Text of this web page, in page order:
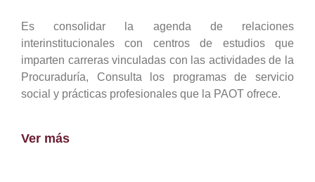
Es consolidar la agenda de relaciones
interinstitucionales con centros de estudios que
imparten carreras vinculadas con las actividades de la
Procuraduría, Consulta los programas de servicio
social y prácticas profesionales que la PAOT ofrece.
Ver más